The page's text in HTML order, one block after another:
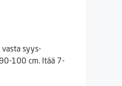
syys-
100 cm. Itää 7-